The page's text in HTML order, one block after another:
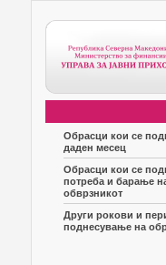
Обрасци кои се
даден месец
Обрасци кои се
потреба и барање
обврзникот
Други рокови и
поднесување на